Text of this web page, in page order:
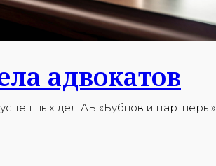
адвокатов
дел АБ «Бубнов и партнеры»